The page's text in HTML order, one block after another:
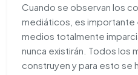
Cuando se observan los
mediáticos, es importante
medios totalmente
nunca existirán. Todos los
construyen y para esto se